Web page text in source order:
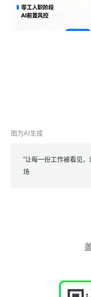
图为AI生成
“让每一份工作被看见
场